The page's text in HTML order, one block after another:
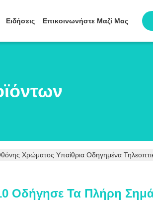
Ειδήσεις Επικοινωνήστε Μαζί Μας
Χρώματος Υπαίθρια Οδηγημένα
Οδήγησε Τα Πλήρη